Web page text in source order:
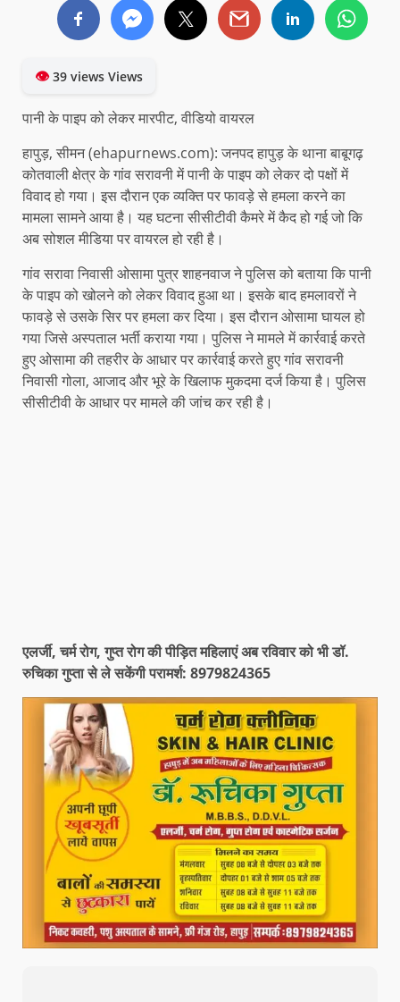
👁39 views Views
पानी के पाइप को लेकर मारपीट, वीडियो वायरल
हापुड़, सीमन (ehapurnews.com): जनपद हापुड़ के थाना बाबूगढ़
कोतवाली क्षेत्र के गांव सरावनी में पानी के पाइप को लेकर दो पक्षों में
विवाद हो गया। इस दौरान एक व्यक्ति पर फावड़े से हमला करने का
मामला सामने आया है। यह घटना सीसीटीवी कैमरे में कैद हो गई जो कि
अब सोशल मीडिया पर वायरल हो रही है।
गांव सरावा निवासी ओसामा पुत्र शाहनवाज ने पुलिस को बताया कि पानी
के पाइप को खोलने को लेकर विवाद हुआ था। इसके बाद हमलावरों ने
फावड़े से उसके सिर पर हमला कर दिया। इस दौरान ओसामा घायल हो
गया जिसे अस्पताल भर्ती कराया गया। पुलिस ने मामले में कार्रवाई करते
हुए ओसामा की तहरीर के आधार पर कार्रवाई करते हुए गांव सरावनी
निवासी गोला, आजाद और भूरे के खिलाफ मुकदमा दर्ज किया है। पुलिस
सीसीटीवी के आधार पर मामले की जांच कर रही है।
एलर्जी, चर्म रोग, गुप्त रोग की पीड़ित महिलाएं अब रविवार को भी डॉ.
रुचिका गुप्ता से ले सकेंगी परामर्श: 8979824365